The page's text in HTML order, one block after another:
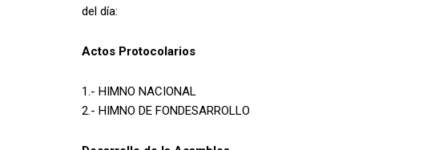
del día:
Actos Protocolarios
1.- HIMNO NACIONAL
2.- HIMNO DE FONDESARROLLO